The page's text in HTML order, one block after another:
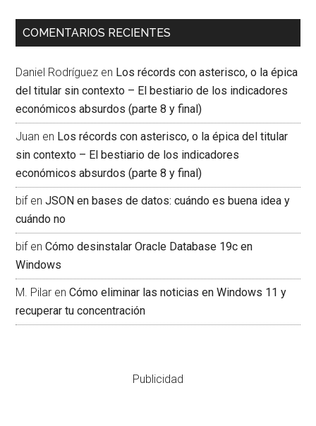
COMENTARIOS RECIENTES
Daniel Rodríguez en Los récords con asterisco, o la épica
del titular sin contexto – El bestiario de los indicadores
económicos absurdos (parte 8 y final)
Juan en Los récords con asterisco, o la épica del titular
sin contexto – El bestiario de los indicadores
económicos absurdos (parte 8 y final)
bifenJSON en bases de datos: cuándo es buena idea y
cuándo no
bifenCómo desinstalar Oracle Database 19c en
Windows
M. Pilar enCómo eliminar las noticias en Windows 11 y
recuperar tu concentración
Publicidad